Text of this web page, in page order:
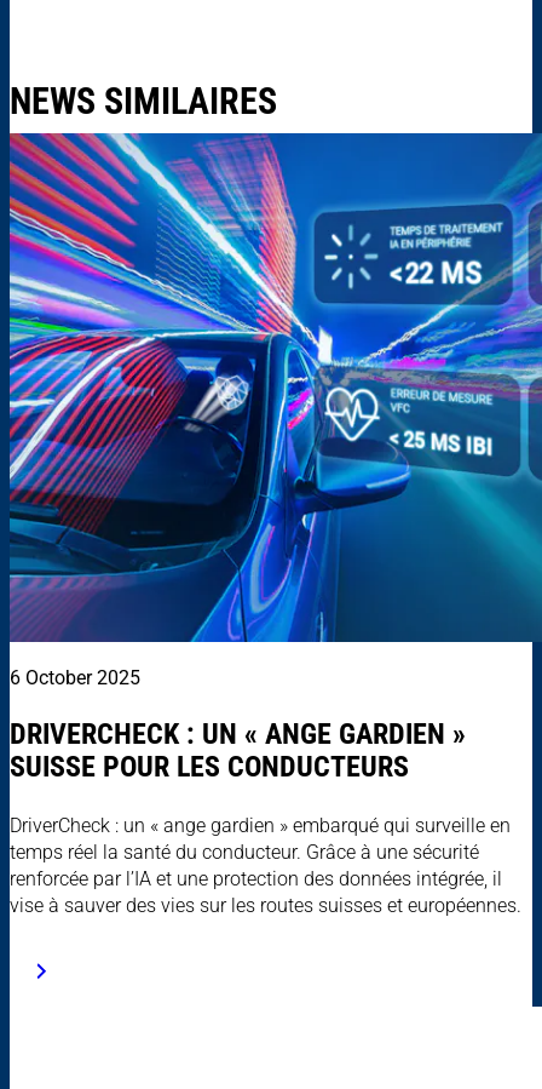
NEWS SIMILAIRES
6 October 2025
DRIVERCHECK : UN « ANGE GARDIEN »
SUISSE POUR LES CONDUCTEURS
DriverCheck : un « ange gardien » embarqué qui surveille en
temps réel la santé du conducteur. Grâce à une sécurité
renforcée par l’IA et une protection des données intégrée, il
vise à sauver des vies sur les routes suisses et européennes.